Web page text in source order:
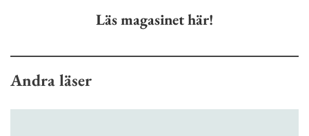
Läs magasinet här!
Andra läser